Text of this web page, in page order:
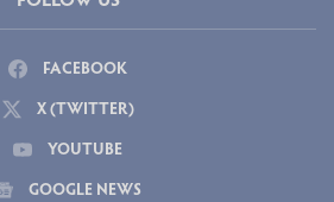
FACEBOOK
X (TWITTER)
YOUTUBE
GOOGLE NEWS